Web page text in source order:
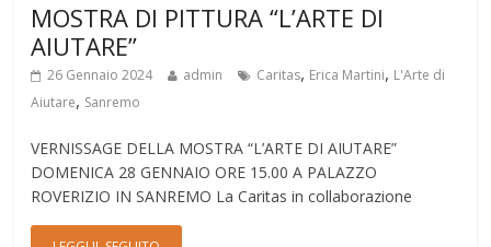
MOSTRA DI PITTURA “L’ARTE DI
AIUTARE”
26 Gennaio 2024 admin Caritas, Erica Martini, L'Arte di
Aiutare, Sanremo
VERNISSAGE DELLA MOSTRA “L’ARTE DI AIUTARE”
DOMENICA 28 GENNAIO ORE 15.00 A PALAZZO
ROVERIZIO IN SANREMO La Caritas in collaborazione